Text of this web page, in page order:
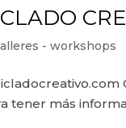
- workshops
tener más